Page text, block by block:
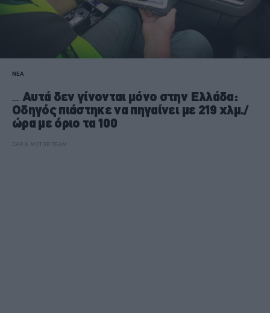
ΝΕΑ
Αυτά δεν γίνονται μόνο στην Ελλάδα:
Οδηγός πιάστηκε να πηγαίνει με 219 χλμ./
ώρα με όριο τα 100
CAR & MOTOR TEAM